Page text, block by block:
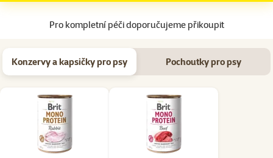
Pro kompletní péči doporučujeme přikoupit
Konzervy a kapsičky pro psy Pochoutky pro psy